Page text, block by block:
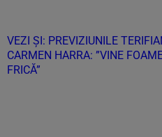
VEZI ȘI: PREVIZIUNILE
CARMEN HARRA: ”VINE
FRICĂ”